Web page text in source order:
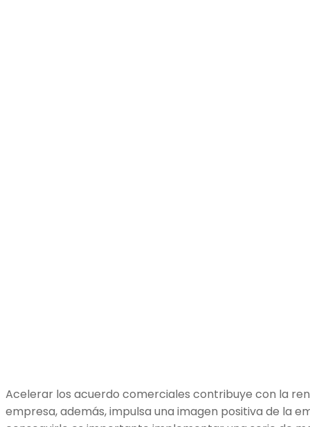
Acelerar los acuerdo comerciales contribuye con la
empresa, además, impulsa una imagen positiva de la